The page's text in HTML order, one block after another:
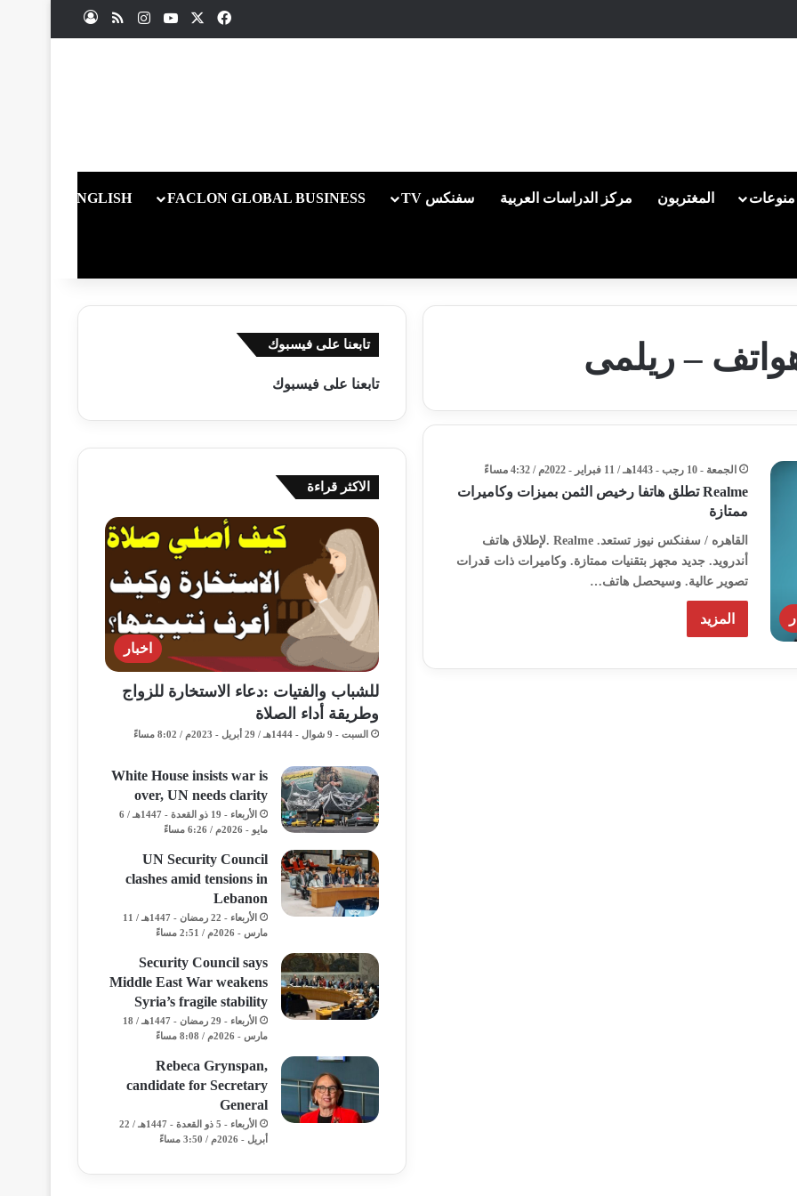
فيسبوك يوتيوبانستقرامملخص الموقع RSS
منوعات المغتربون مركز الدراسات العربية سفنكس TV FACLON GLOBAL BUSINESS
ENGLISH
– ريلمى
الجمعة - 10 رجب - 1443هـ / 11 فبراير - 2022م / 4:32 مساءً
Realme تطلق هاتفا رخيص الثمن بميزات وكاميرات
ممتازة
القاهره / سفنكس نيوز تستعد. Realme .لإطلاق هاتف
أندرويد. جديد مجهز بتقنيات ممتازة. وكاميرات ذات قدرات
تصوير عالية. وسيحصل هاتف…
المزيد
تابعنا على فيسبوك
تابعنا على فيسبوك
الاكثر قراءة
اخبار
للشباب والفتيات :دعاء الاستخارة للزواج
وطريقة أداء الصلاة
السبت - 9 شوال - 1444هـ / 29 أبريل - 2023م / 8:02 مساءً
White House insists war is
over, UN needs clarity
الأربعاء - 19 ذو القعدة - 1447هـ / 6
مايو - 2026م / 6:26 مساءً
UN Security Council
clashes amid tensions in
Lebanon
الأربعاء - 22 رمضان - 1447هـ / 11
مارس - 2026م / 2:51 مساءً
Security Council says
Middle East War weakens
Syria’s fragile stability
الأربعاء - 29 رمضان - 1447هـ / 18
مارس - 2026م / 8:08 مساءً
Rebeca Grynspan,
candidate for Secretary
General
الأربعاء - 5 ذو القعدة - 1447هـ / 22
أبريل - 2026م / 3:50 مساءً